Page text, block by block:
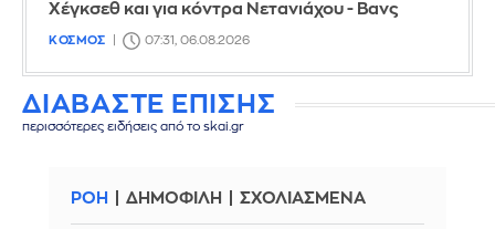
Χέγκσεθ και για κόντρα Νετανιάχου - Βανς
ΚΟΣΜΟΣ 07:31, 06.08.2026
ΔΙΑΒΑΣΤΕ ΕΠΙΣΗΣ
περισσότερες ειδήσεις από το skai.gr
ΡΟΗ ΔΗΜΟΦΙΛΗ ΣΧΟΛΙΑΣΜΕΝΑ